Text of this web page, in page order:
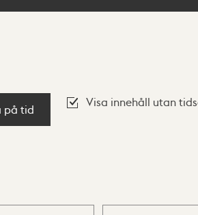
på tid
Visa innehåll utan